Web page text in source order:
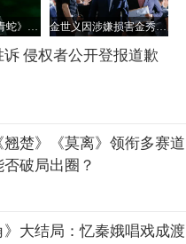
秦海璐长文谈《青蛇》复排重演：与“花彩香”奇妙重合之悟 金世义因涉嫌损害金秀贤名誉权被警方拘留并移送检方
侵权者公开登报道歉
楚》《莫离》领衔多赛道
破局出圈？
大结局：忆秦娥唱戏成渡